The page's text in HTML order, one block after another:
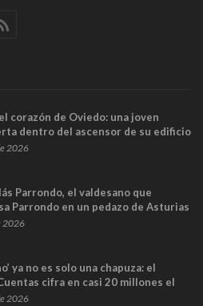
corazón de Oviedo: una joven
dentro del ascensor de su edificio
captan sus últimos minutos
2026
Parrondo, el valdesano que
Parrondo en un pedazo de Asturias
2026
ya no es solo una chapuza: el
cifra en casi 20 millones el
los trenes que no cabían por los
2026